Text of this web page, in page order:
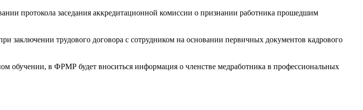
протокола заседания аккредитационной комиссии о признании работника прошедшим
заключении трудового договора с сотрудником на основании первичных документов кадрового
обучении, в ФРМР будет вноситься информация о членстве медработника в профессиональных